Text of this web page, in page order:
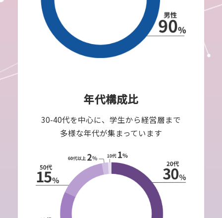
年代構成比
30-40代を中心に、学生から経営層まで
多様な年代が集まっています